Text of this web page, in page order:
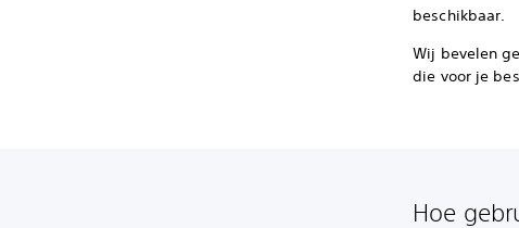
beschikbaar.
Wij bevelen
die voor je
Hoe